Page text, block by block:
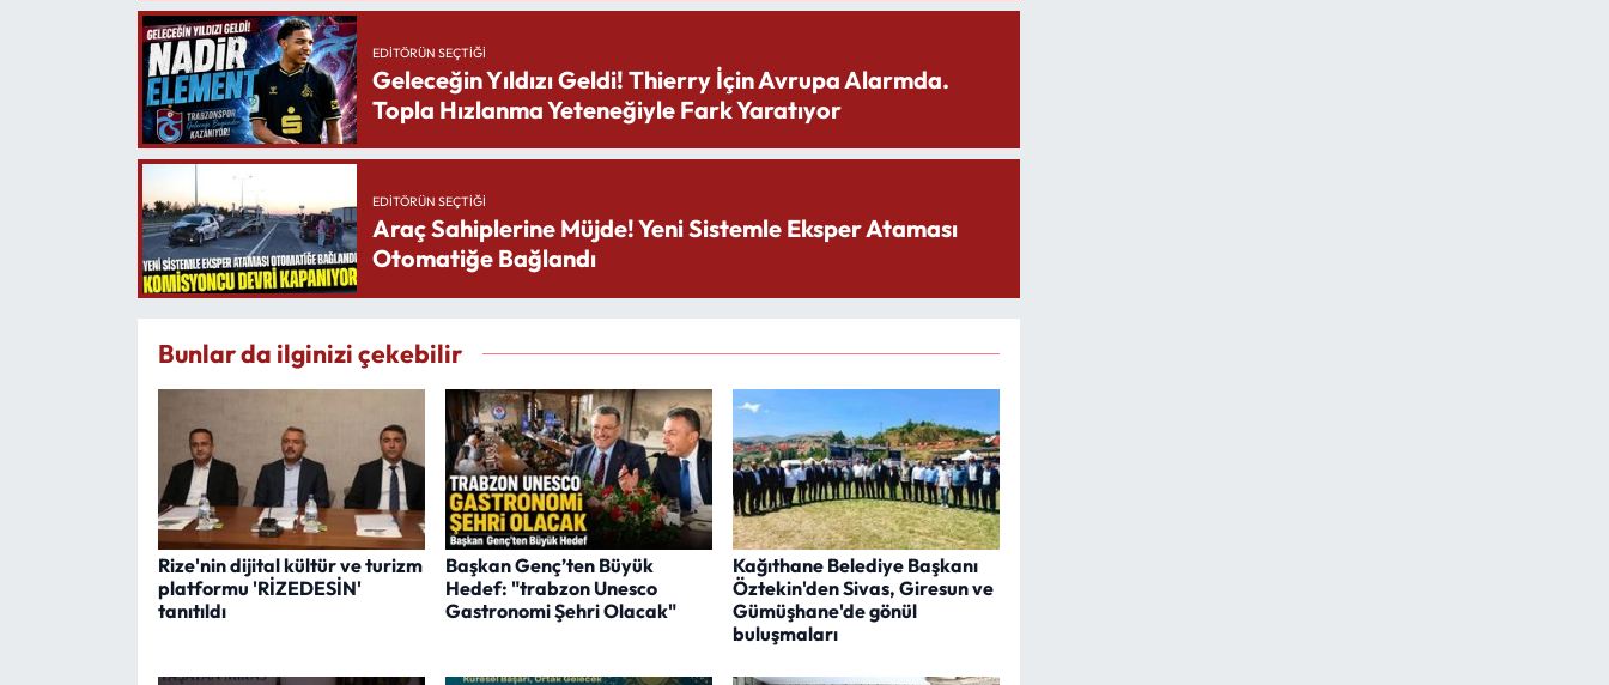
EDITÖRÜN SEÇTIĞI
Geleceğin Yıldızı Geldi! Thierry İçin Avrupa Alarmda.
Topla Hızlanma Yeteneğiyle Fark Yaratıyor
EDITÖRÜN SEÇTIĞI
Araç Sahiplerine Müjde! Yeni Sistemle Eksper Ataması
Otomatiğe Bağlandı
Bunlar da ilginizi çekebilir
Rize'nin dijital kültür ve turizm
platformu 'RİZEDESİN'
tanıtıldı
Başkan Genç’ten Büyük
Hedef: "trabzon Unesco
Gastronomi Şehri Olacak"
Kağıthane Belediye Başkanı
Öztekin'den Sivas, Giresun ve
Gümüşhane'de gönül
buluşmaları